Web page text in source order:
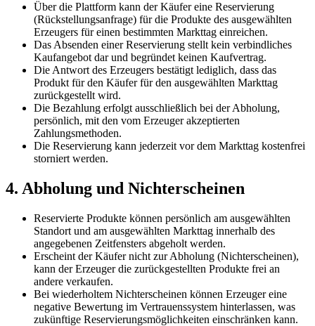
Über die Plattform kann der Käufer eine Reservierung
(Rückstellungsanfrage) für die Produkte des ausgewählten
Erzeugers für einen bestimmten Markttag einreichen.
Das Absenden einer Reservierung stellt kein verbindliches
Kaufangebot dar und begründet keinen Kaufvertrag.
Die Antwort des Erzeugers bestätigt lediglich, dass das
Produkt für den Käufer für den ausgewählten Markttag
zurückgestellt wird.
Die Bezahlung erfolgt ausschließlich bei der Abholung,
persönlich, mit den vom Erzeuger akzeptierten
Zahlungsmethoden.
Die Reservierung kann jederzeit vor dem Markttag kostenfrei
storniert werden.
4. Abholung und Nichterscheinen
Reservierte Produkte können persönlich am ausgewählten
Standort und am ausgewählten Markttag innerhalb des
angegebenen Zeitfensters abgeholt werden.
Erscheint der Käufer nicht zur Abholung (Nichterscheinen),
kann der Erzeuger die zurückgestellten Produkte frei an
andere verkaufen.
Bei wiederholtem Nichterscheinen können Erzeuger eine
negative Bewertung im Vertrauenssystem hinterlassen, was
zukünftige Reservierungsmöglichkeiten einschränken kann.